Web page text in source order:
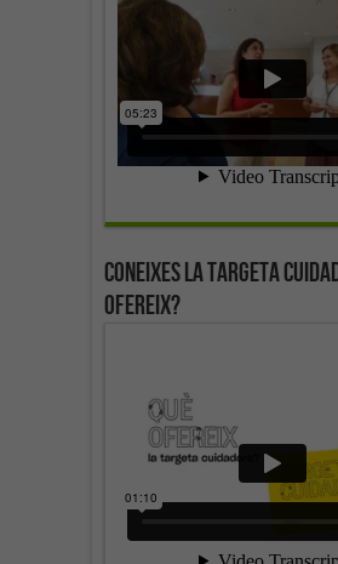
Coneixes la targeta
ofereix?